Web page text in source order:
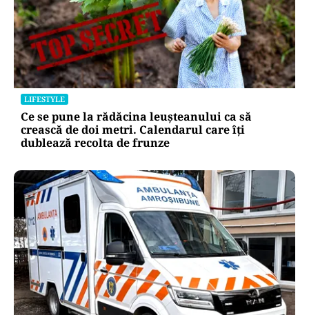
LIFESTYLE
Ce se pune la rădăcina leușteanului ca să
crească de doi metri. Calendarul care îți
dublează recolta de frunze